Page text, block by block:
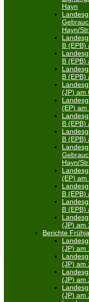
Hayn
Hayn/
B (EPB)
B (EPB)
B (EPB)
(JP) am
(EP) am
B (EPB)
B (EPB)
Hayn/
(EP) am
B (EPB)
B (EPB)
(JP) am
Berichte
(JP) am
(JP) am
(JP) am
(JP) am